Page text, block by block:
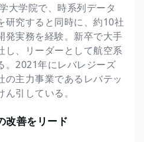
大学院で、時系列データ
研究すると同時に、約10社
発実務を経験。新卒で大手
し、リーダーとして航空系
。2021年にレバレジーズ
の主力事業であるレバテッ
引している。
改善をリード